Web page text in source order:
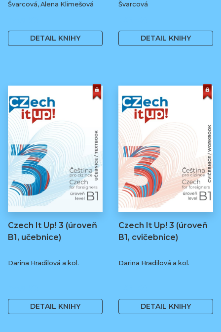
Švarcová, Alena Klimešová
DETAIL KNIHY
Švarcová
DETAIL KNIHY
Czech It Up! 3 (úroveň
B1, učebnice)
Darina Hradilová a kol.
DETAIL KNIHY
Czech It Up! 3 (úroveň
B1, cvičebnice)
Darina Hradilová a kol.
DETAIL KNIHY